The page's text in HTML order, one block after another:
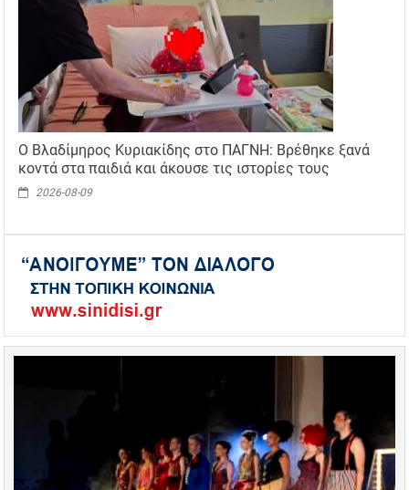
Ο Βλαδίμηρος Κυριακίδης στο ΠΑΓΝΗ: Βρέθηκε ξανά
κοντά στα παιδιά και άκουσε τις ιστορίες τους
2026-08-09